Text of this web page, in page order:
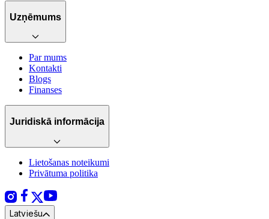
Uzņēmums
Par mums
Kontakti
Blogs
Finanses
Juridiskā informācija
Lietošanas noteikumi
Privātuma politika
Latviešu